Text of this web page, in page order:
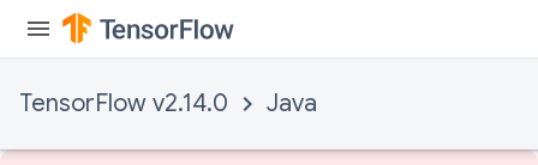
TensorFlow v2.14.0 Java